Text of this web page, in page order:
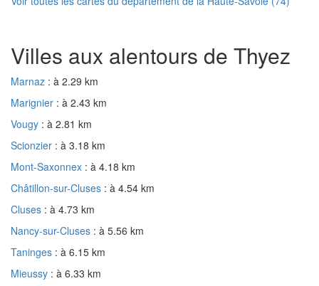
Villes aux alentours de Thyez
Marnaz : à 2.29 km
Marignier : à 2.43 km
Vougy : à 2.81 km
Scionzier : à 3.18 km
Mont-Saxonnex : à 4.18 km
Châtillon-sur-Cluses : à 4.54 km
Cluses : à 4.73 km
Nancy-sur-Cluses : à 5.56 km
Taninges : à 6.15 km
Mieussy : à 6.33 km